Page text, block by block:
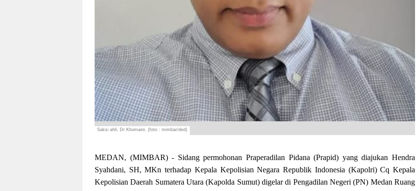
Saksi ahli, Dr Khomaini. (foto : mimbar/ded)
MEDAN, (MIMBAR) - Sidang permohonan Praperadilan Pidana (Prapid) yang diajukan Hendra
Syahdani, SH, MKn terhadap Kepala Kepolisian Negara Republik Indonesia (Kapolri) Cq Kepala
Kepolisian Daerah Sumatera Utara (Kapolda Sumut) digelar di Pengadilan Negeri (PN) Medan Ruang